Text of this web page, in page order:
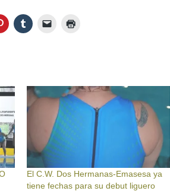
El C.W. Dos Hermanas-Emasesa ya
tiene fechas para su debut liguero